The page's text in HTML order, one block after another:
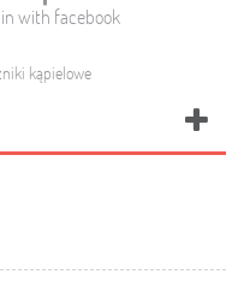
in with facebook
kąpielowe